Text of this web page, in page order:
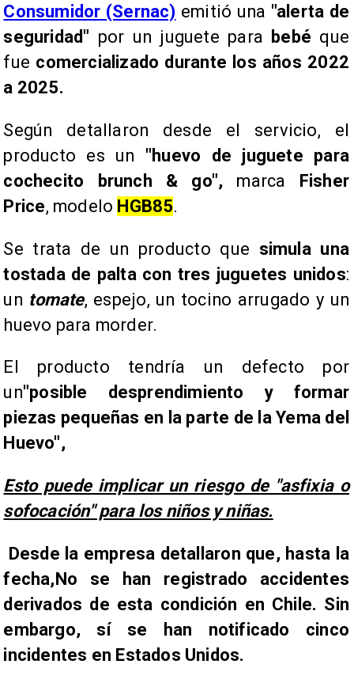
Consumidor (Sernac) emitió una "alerta de
seguridad" por un juguete para bebé que
fue comercializado durante los años 2022
a 2025.
Según detallaron desde el servicio, el
producto es un "huevo de juguete para
cochecito brunch & go", marca Fisher
Price, modelo HGB85.
Se trata de un producto que simula una
tostada de palta con tres juguetes unidos:
un tomate, espejo, un tocino arrugado y un
huevo para morder.
El producto tendría un defecto por
un"posible desprendimiento y formar
piezas pequeñas en la parte de la Yema del
Huevo",
Esto puede implicar un riesgo de "asfixia o
sofocación" para los niños y niñas.
Desde la empresa detallaron que, hasta la
fecha, No se han registrado accidentes
derivados de esta condición en Chile. Sin
embargo, sí se han notificado cinco
incidentes en Estados Unidos.